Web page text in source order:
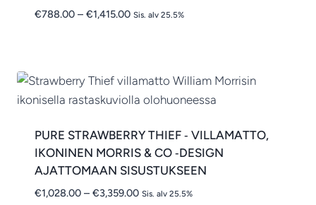
€788.00 – €1,415.00Hintaluokka:
Sis. alv 25.5%
PURE STRAWBERRY THIEF ‑ VILLAMATTO,
IKONINEN MORRIS & CO ‑DESIGN
AJATTOMAAN SISUSTUKSEEN
€1,028.00 – €3,359.00Hintaluokka:
Sis. alv 25.5%